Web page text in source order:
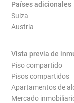
Países adicionales
Suiza
Austria
Vista previa de
Piso compartido
Pisos compartidos
Apartamentos de
Mercado